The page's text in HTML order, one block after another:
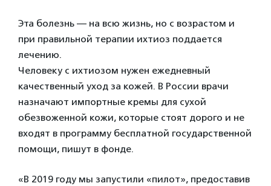
Эта болезнь — на всю жизнь, но с возрастом и
при правильной терапии ихтиоз поддается
лечению.
Человеку с ихтиозом нужен ежедневный
качественный уход за кожей. В России врачи
назначают импортные кремы для сухой
обезвоженной кожи, которые стоят дорого и не
входят в программу бесплатной государственной
помощи, пишут в фонде.
«В 2019 году мы запустили «пилот», предоставив